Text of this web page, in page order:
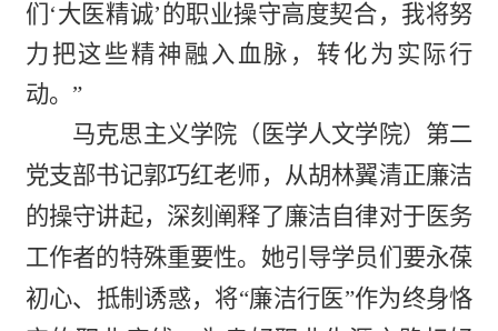
们‘大医精诚’的职业操守高度契合，我将努
力把这些精神融入血脉，转化为实际行
动。”
马克思主义学院（医学人文学院）第二
党支部书记郭巧红老师，从胡林翼清正廉洁
的操守讲起，深刻阐释了廉洁自律对于医务
工作者的特殊重要性。她引导学员们要永葆
初心、抵制诱惑，将“廉洁行医”作为终身恪